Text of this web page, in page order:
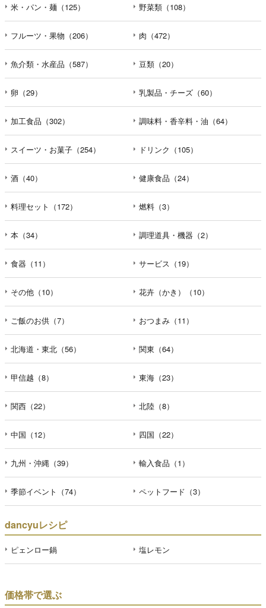
米・パン・麺（125） 野菜類（108）
フルーツ・果物（206） 肉（472）
魚介類・水産品（587） 豆類（20）
卵（29） 乳製品・チーズ（60）
加工食品（302） 調味料・香辛料・油（64）
スイーツ・お菓子（254） ドリンク（105）
酒（40） 健康食品（24）
料理セット（172） 燃料（3）
本（34） 調理道具・機器（2）
食器（11） サービス（19）
その他（10） 花卉（かき）（10）
ご飯のお供（7） おつまみ（11）
北海道・東北（56） 関東（64）
甲信越（8） 東海（23）
関西（22） 北陸（8）
中国（12） 四国（22）
九州・沖縄（39） 輸入食品（1）
季節イベント（74） ペットフード（3）
dancyuレシピ
ピェンロー鍋 塩レモン
価格帯で選ぶ